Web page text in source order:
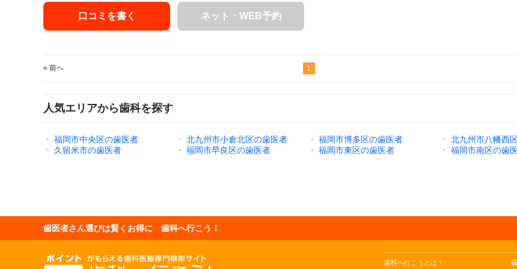
口コミを書く ネット・WEB予約
« 前へ 1
人気エリアから歯科を探す
・ 福岡市中央区の歯医者 ・ 北九州市小倉北区の歯医者 ・ 福岡市博多区の歯医者 ・
北九州市八幡西
・
久留米市の歯医者 ・ 福岡市早良区の歯医者 ・ 福岡市東区の歯医者 ・ 福岡市南区の歯
歯医者さん選びは賢くお得に 歯科へ行こう！
歯科へ行こうとは？